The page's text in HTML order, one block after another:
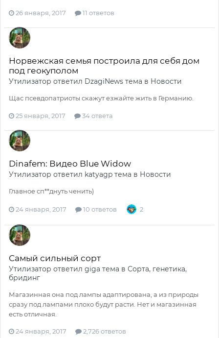
26 января, 2017 11 ответов
Норвежская семья построила для себя дом
под геокуполом
Утилизатор ответил DzagiNews тема в Новости
Щас псевдопатриоты скажут езжайте жить в Германию.
25 января, 2017 34 ответа
Dinafem: Видео Blue Widow
Утилизатор ответил katyagp тема в Новости
Главное сп**днуть ченить)
24 января, 2017 10 ответов 2
Самый сильный сорт
Утилизатор ответил giga тема в Сорта, генетика,
бридинг
Магазинная она под лампы адаптирована, а из природы
сразу под лампами плохо будут расти. Нет и магазинная
есть отличная.
24 января, 2017 2,726 ответов